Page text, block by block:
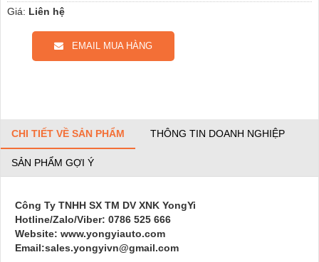
Giá: Liên hệ
EMAIL MUA HÀNG
CHI TIẾT VỀ SẢN PHẨM THÔNG TIN DOANH NGHIỆP
SẢN PHẨM GỢI Ý
Công Ty TNHH SX TM DV XNK YongYi
Hotline/Zalo/Viber: 0786 525 666
Website: www.yongyiauto.com
Email:sales.yongyivn@gmail.com